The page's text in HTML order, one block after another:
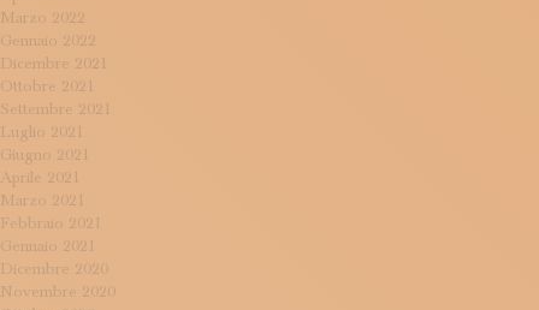
Marzo 2022
Gennaio 2022
Dicembre 2021
Ottobre 2021
Settembre 2021
Luglio 2021
Giugno 2021
Aprile 2021
Marzo 2021
Febbraio 2021
Gennaio 2021
Dicembre 2020
Novembre 2020